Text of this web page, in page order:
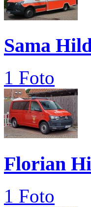
Sama
1 Foto
Florian
1 Foto